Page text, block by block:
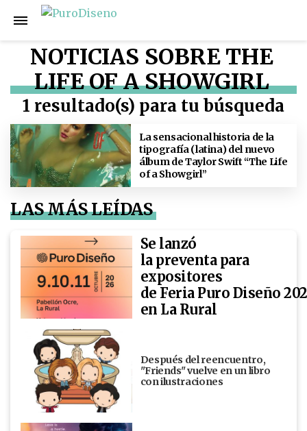
NOTICIAS SOBRE THE
LIFE OF A SHOWGIRL
1 resultado(s) para tu búsqueda
La sensacional historia de la
tipografía (latina) del nuevo
álbum de Taylor Swift “The Life
of a Showgirl”
LAS MÁS LEÍDAS
Se lanzó
la preventa para
expositores
de Feria Puro Diseño
en La Rural
Después del reencuentro,
"Friends" vuelve en un libro
con ilustraciones